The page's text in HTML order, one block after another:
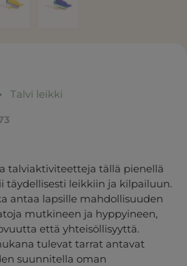
Talvi leikki
talviaktiviteetteja tällä pienellä
täydellisesti leikkiin ja kilpailuun.
antaa lapsille mahdollisuuden
mutkineen ja hyppyineen,
että yhteisöllisyyttä.
tulevat tarrat antavat
suunnitella oman